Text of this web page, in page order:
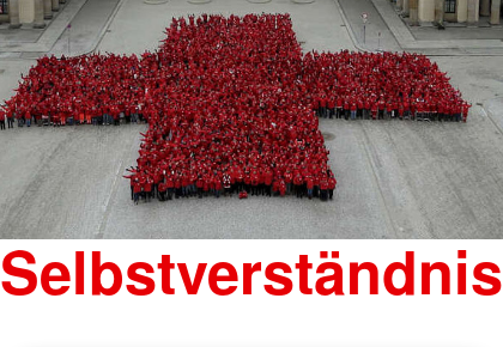
Selbstverständnis